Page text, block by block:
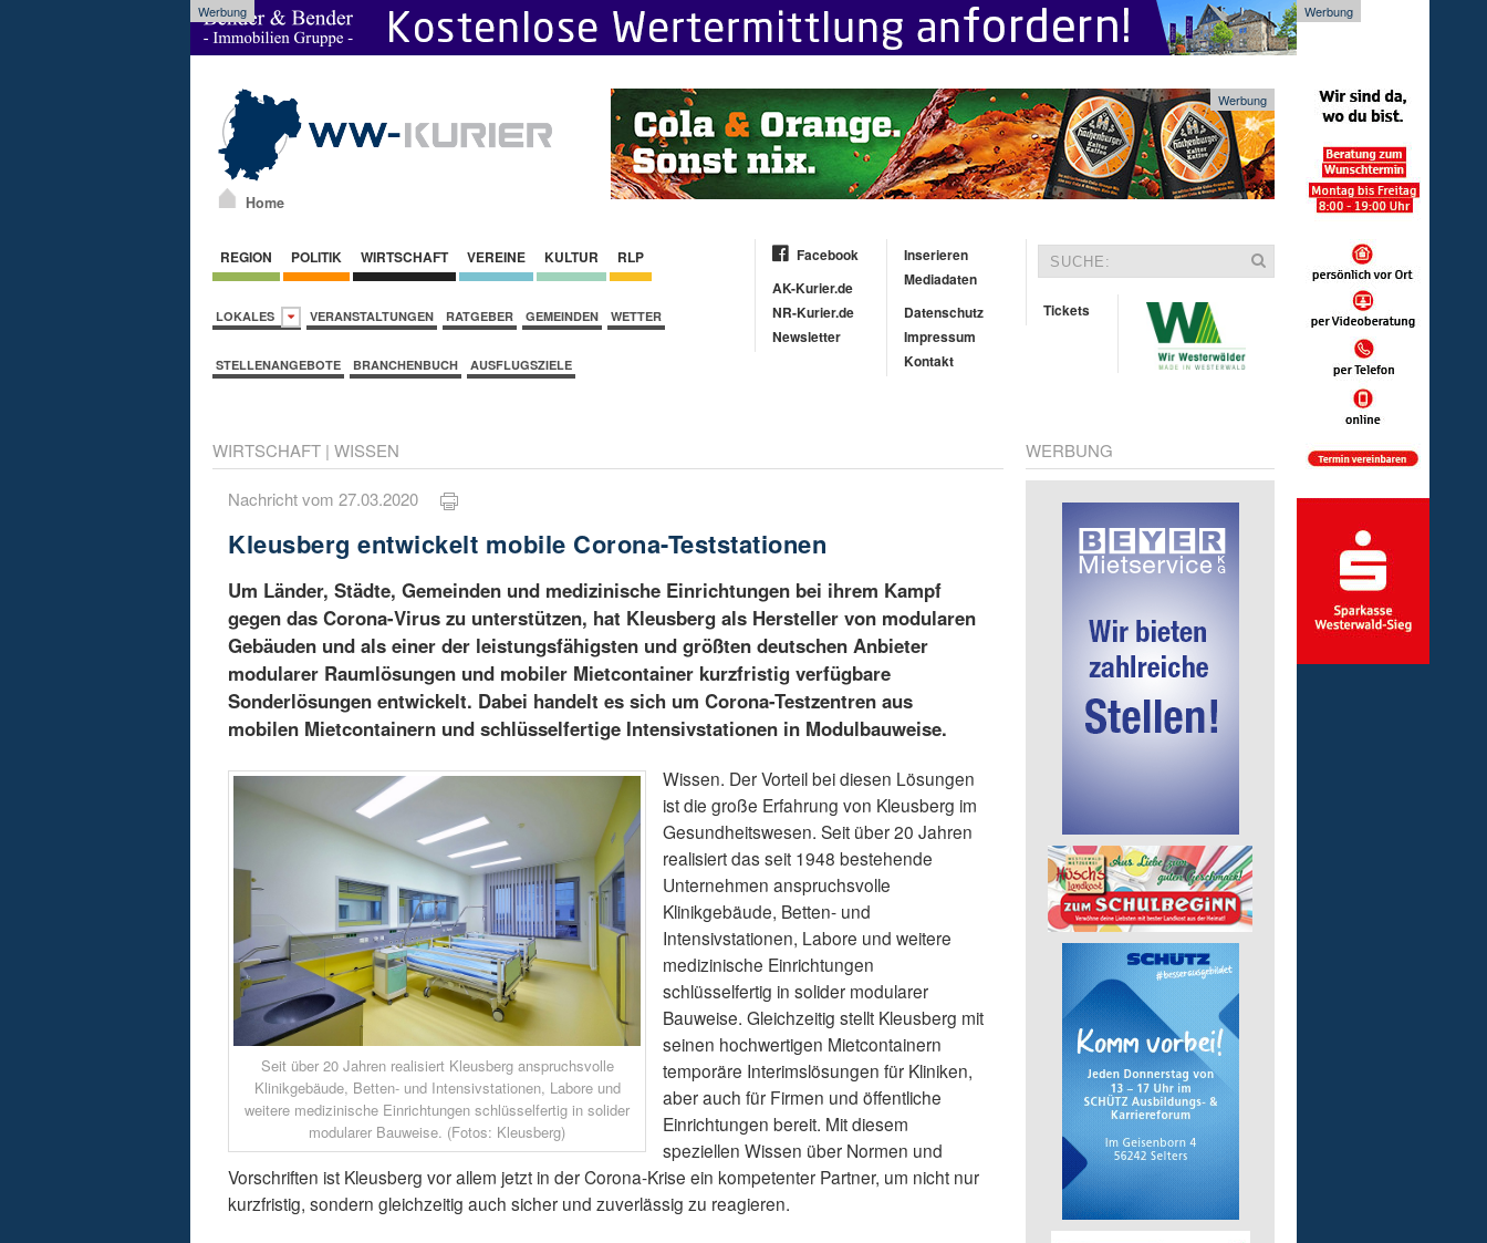
Werbung Werbung
Home
Werbung
REGION POLITIK WIRTSCHAFT VEREINE KULTUR RLP
LOKALES VERANSTALTUNGEN RATGEBER GEMEINDEN WETTER
STELLENANGEBOTE BRANCHENBUCH AUSFLUGSZIELE
Facebook
AK-Kurier.de
NR-Kurier.de
Newsletter
Inserieren
Mediadaten
Datenschutz
Impressum
Kontakt
Tickets
WIRTSCHAFT | WISSEN
Nachricht vom 27.03.2020
Kleusberg entwickelt mobile Corona-Teststationen
Um Länder, Städte, Gemeinden und medizinische Einrichtungen bei ihrem Kampf
gegen das Corona-Virus zu unterstützen, hat Kleusberg als Hersteller von modularen
Gebäuden und als einer der leistungsfähigsten und größten deutschen Anbieter
modularer Raumlösungen und mobiler Mietcontainer kurzfristig verfügbare
Sonderlösungen entwickelt. Dabei handelt es sich um Corona-Testzentren aus
mobilen Mietcontainern und schlüsselfertige Intensivstationen in Modulbauweise.
Seit über 20 Jahren realisiert Kleusberg anspruchsvolle
Klinikgebäude, Betten- und Intensivstationen, Labore und
weitere medizinische Einrichtungen schlüsselfertig in solider
modularer Bauweise. (Fotos: Kleusberg)
Wissen. Der Vorteil bei diesen Lösungen
ist die große Erfahrung von Kleusberg im
Gesundheitswesen. Seit über 20 Jahren
realisiert das seit 1948 bestehende
Unternehmen anspruchsvolle
Klinikgebäude, Betten- und
Intensivstationen, Labore und weitere
medizinische Einrichtungen
schlüsselfertig in solider modularer
Bauweise. Gleichzeitig stellt Kleusberg mit
seinen hochwertigen Mietcontainern
temporäre Interimslösungen für Kliniken,
aber auch für Firmen und öffentliche
Einrichtungen bereit. Mit diesem
speziellen Wissen über Normen und
Vorschriften ist Kleusberg vor allem jetzt in der Corona-Krise ein kompetenter Partner, um nicht nur
kurzfristig, sondern gleichzeitig auch sicher und zuverlässig zu reagieren.
WERBUNG